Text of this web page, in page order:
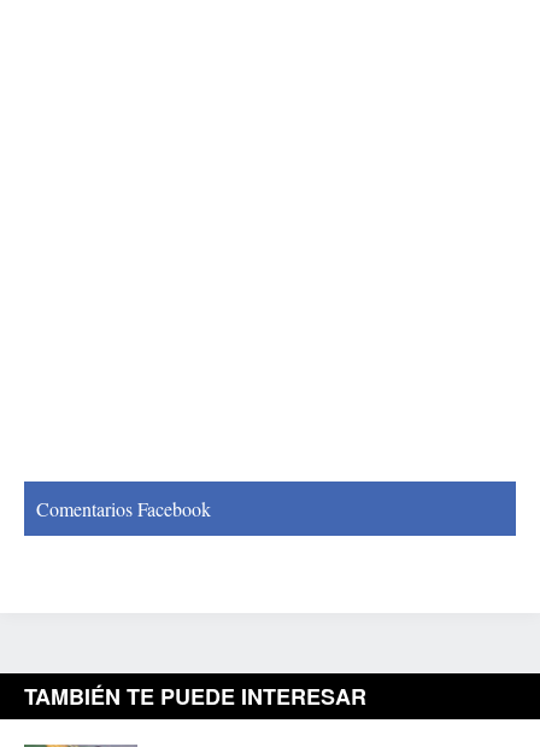
Comentarios Facebook
TAMBIÉN TE PUEDE INTERESAR